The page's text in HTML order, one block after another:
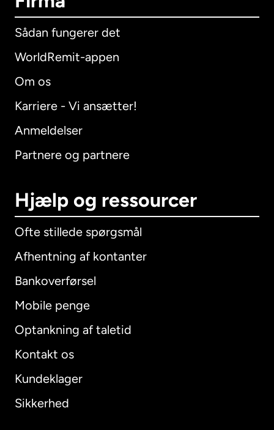
Sådan fungerer det
WorldRemit-appen
Om os
Karriere - Vi ansætter!
Anmeldelser
Partnere og partnere
Hjælp og ressourcer
Ofte stillede spørgsmål
Afhentning af kontanter
Bankoverførsel
Mobile penge
Optankning af taletid
Kontakt os
Kundeklager
Sikkerhed